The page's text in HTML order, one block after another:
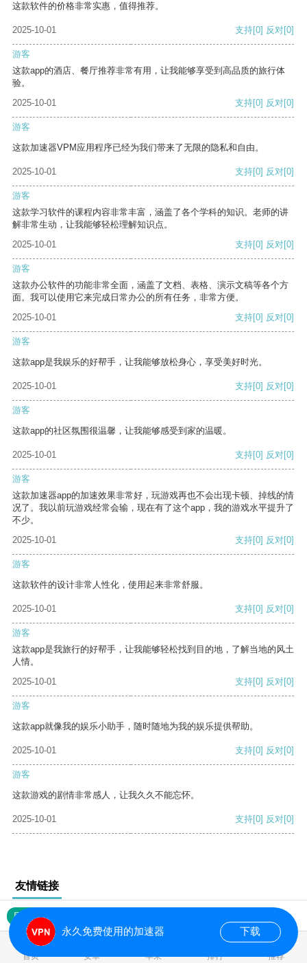
这款软件的价格非常实惠，值得推荐。
2025-10-01 支持[0] 反对[0]
游客
这款app的酒店、餐厅推荐非常有用，让我能够享受到高品质的旅行体
验。
2025-10-01
支持[0] 反对[0]
游客
这款加速器VPM应用程序已经为我们带来了无限的隐私和自由。
2025-10-01 支持[0] 反对[0]
游客
这款学习软件的课程内容非常丰富，涵盖了各个学科的知识。老师的讲
解非常生动，让我能够轻松理解知识点。
2025-10-01
支持[0] 反对[0]
游客
这款办公软件的功能非常全面，涵盖了文档、表格、演示文稿等各个方
面。我可以使用它来完成日常办公的所有任务，非常方便。
2025-10-01
支持[0] 反对[0]
游客
这款app是我娱乐的好帮手，让我能够放松身心，享受美好时光。
2025-10-01 支持[0] 反对[0]
游客
这款app的社区氛围很温馨，让我能够感受到家的温暖。
2025-10-01 支持[0] 反对[0]
游客
这款加速器app的加速效果非常好，玩游戏再也不会出现卡顿、掉线的情
况了。我以前玩游戏经常会输，现在有了这个app，我的游戏水平提升了
不少。
2025-10-01
支持[0] 反对[0]
游客
这款软件的设计非常人性化，使用起来非常舒服。
2025-10-01 支持[0] 反对[0]
游客
这款app是我旅行的好帮手，让我能够轻松找到目的地，了解当地的风土
人情。
2025-10-01
支持[0] 反对[0]
游客
这款app就像我的娱乐小助手，随时随地为我的娱乐提供帮助。
2025-10-01 支持[0] 反对[0]
游客
这款游戏的剧情非常感人，让我久久不能忘怀。
2025-10-01 支持[0] 反对[0]
友情链接
网站地图
首页 安卓 苹果 排行 推荐
永久免费使用的加速器 下载
0.017250s